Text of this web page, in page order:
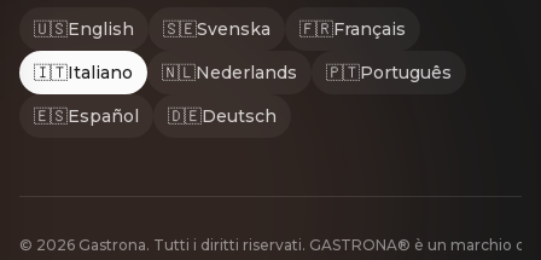
🇺🇸English 🇸🇪Svenska 🇫🇷Français
🇮🇹Italiano 🇳🇱Nederlands 🇵🇹Português
🇪🇸Español 🇩🇪Deutsch
© 2026 Gastrona. Tutti i diritti riservati. GASTRONA® è un marchio